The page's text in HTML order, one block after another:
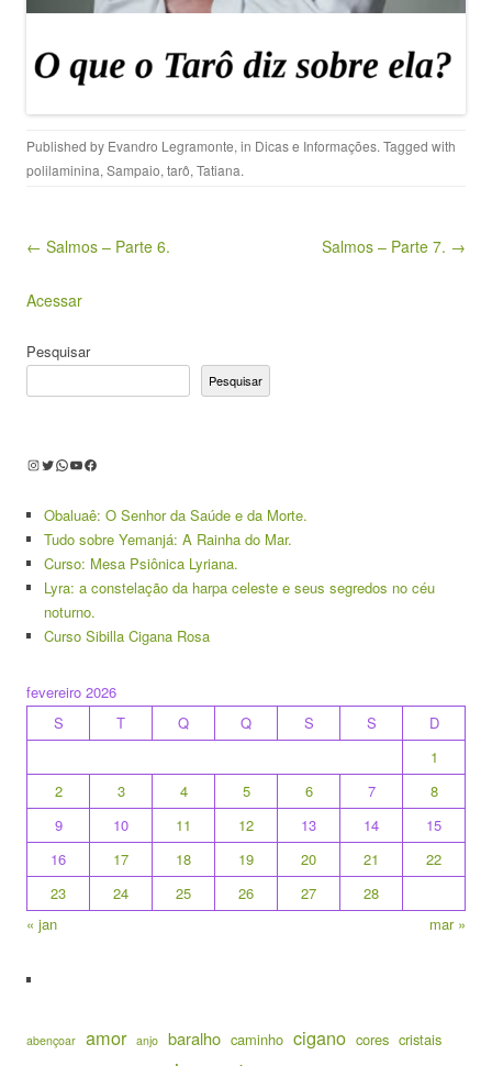
Published by Evandro Legramonte, in Dicas e Informações. Tagged with
polilaminina, Sampaio, tarô, Tatiana.
Post navigation
← Salmos – Parte 6. Salmos – Parte 7. →
Acessar
Pesquisar
Pesquisar
Instagram
Twitter
WhatsApp
Youtube
Facebook
Obaluaê: O Senhor da Saúde e da Morte.
Tudo sobre Yemanjá: A Rainha do Mar.
Curso: Mesa Psiônica Lyriana.
Lyra: a constelação da harpa celeste e seus segredos no céu
noturno.
Curso Sibilla Cigana Rosa
fevereiro 2026
S
T Q Q S S
D
1
2
3 4 5 6 7
8
9
10 11 12 13 14
15
16
17 18 19 20 21
22
23
24 25 26 27
28
« jan
mar »
abençoar amor anjo baralho caminho cigano cores cristais